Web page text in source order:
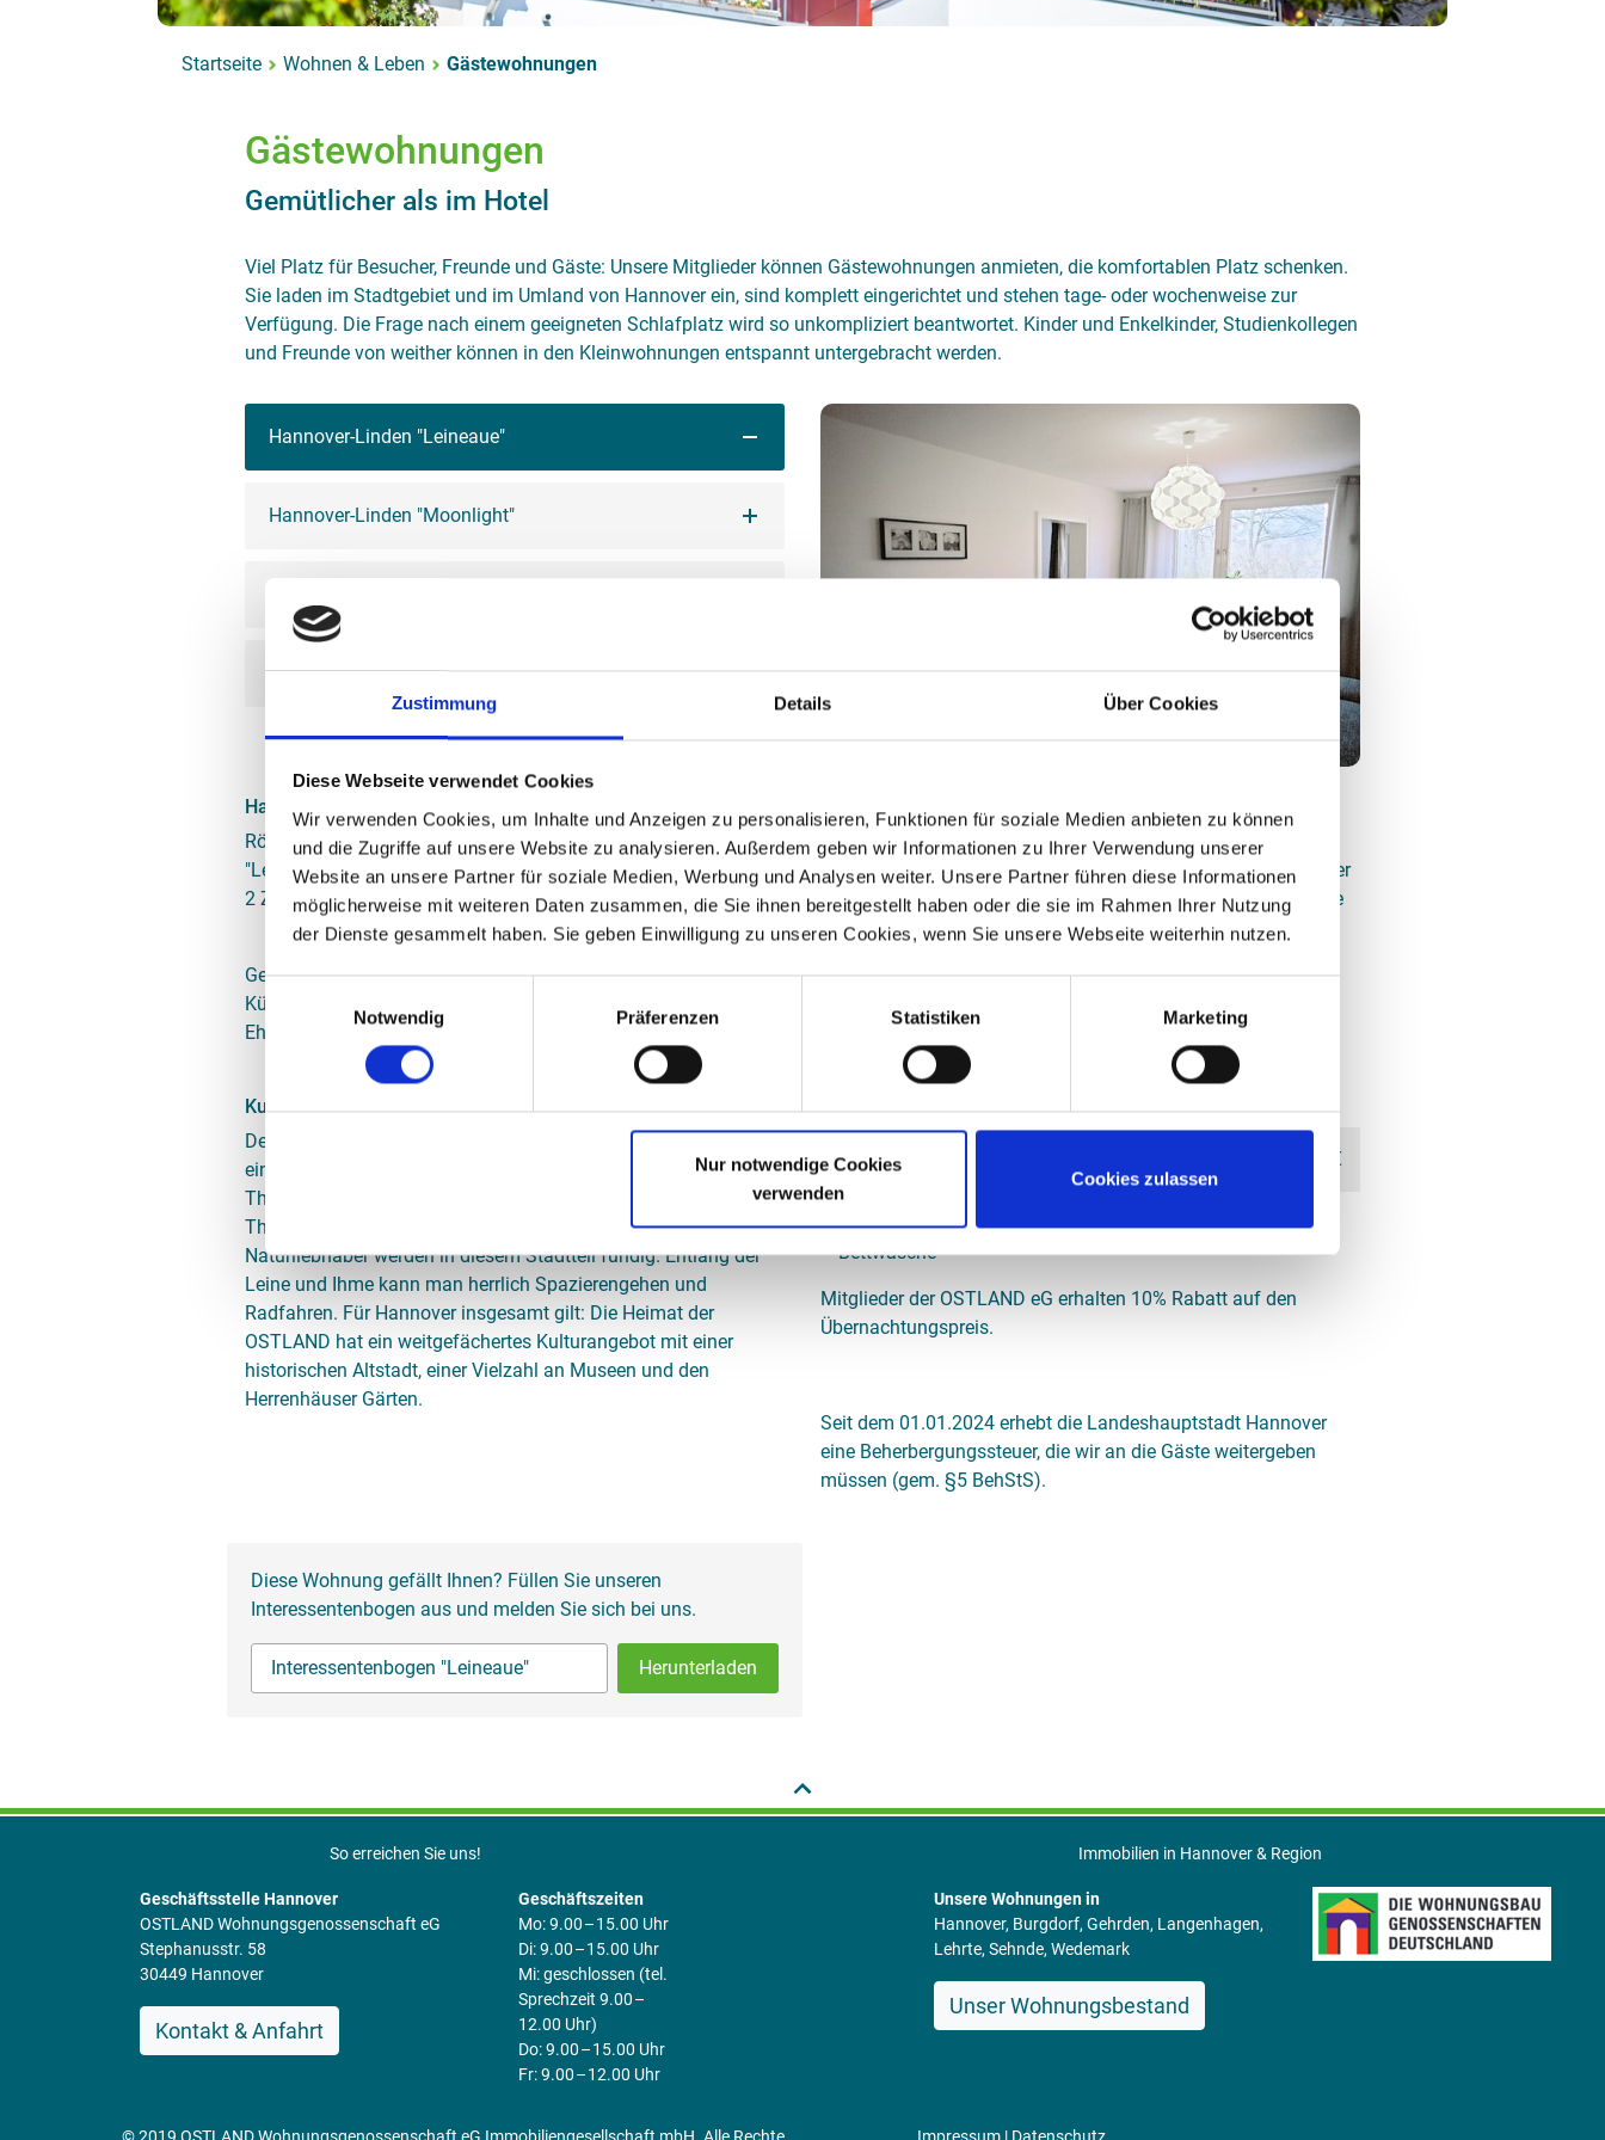
Zustimmung Details Über Cookies
Diese Webseite verwendet Cookies
Wir verwenden Cookies, um Inhalte und Anzeigen zu personalisieren, Funktionen für soziale Medien anbieten zu können
und die Zugriffe auf unsere Website zu analysieren. Außerdem geben wir Informationen zu Ihrer Verwendung unserer
Website an unsere Partner für soziale Medien, Werbung und Analysen weiter. Unsere Partner führen diese Informationen
möglicherweise mit weiteren Daten zusammen, die Sie ihnen bereitgestellt haben oder die sie im Rahmen Ihrer Nutzung
der Dienste gesammelt haben. Sie geben Einwilligung zu unseren Cookies, wenn Sie unsere Webseite weiterhin nutzen.
Notwendig
Präferenzen Statistiken Marketing
Nur notwendige Cookies
verwenden
Cookies zulassen
Gästewohnungen
Wohnen & Leben
Startseite
Gästewohnungen
Gemütlicher als im Hotel
Viel Platz für Besucher, Freunde und Gäste: Unsere Mitglieder können Gästewohnungen anmieten, die komfortablen Platz schenken.
Sie laden im Stadtgebiet und im Umland von Hannover ein, sind komplett eingerichtet und stehen tage- oder wochenweise zur
Verfügung. Die Frage nach einem geeigneten Schlafplatz wird so unkompliziert beantwortet. Kinder und Enkelkinder, Studienkollegen
und Freunde von weither können in den Kleinwohnungen entspannt untergebracht werden.
Hannover-Linden "Leineaue"
Hannover-Linden "Moonlight"
Gehrden "Arche Noah"
Hannover - Linden "Leineaue"
Röttgerstr. 23 C, 30451 Hannover
"Leineaue"
2 Zimmer / Wfl. Ca. 54 m² / EG
Gemütliche, komplett ausgestattete 2-Zimmer-Wohnung mit
Küche, Bad mit bodengleicher Dusche, Schlafzimmer (mit einem
Ehebett) und Wohnzimmer sowie Balkon.
Die Wohnung liegt sehr zentral direkt an der Leine und verfügt
über gute Anbindungen zu den Autobahnen A2 und A7 bzw. der
Bundesstraße 65. Das Messegelände (ca. 30 Minuten) und die
Innenstadt von Hannover (ca. 10-15 Minuten) sind mit
Kunst und Kultur
Der Stadtteil Linden grenzt direkt an Hannovers Zentrum und ist
ein Zuhause für Kunst und Kultur. Linden lockt mit Kleinkunst-
Theatern wie dem TAK, dem Apollo-Kino und dem Glocksee-
Theater sowie bekannten Jazz-Clubs und Kneipen. Auch
Naturliebhaber werden in diesem Stadtteil fündig. Entlang der
Leine und Ihme kann man herrlich Spazierengehen und
Radfahren. Für Hannover insgesamt gilt: Die Heimat der
OSTLAND hat ein weitgefächertes Kulturangebot mit einer
historischen Altstadt, einer Vielzahl an Museen und den
Herrenhäuser Gärten.
Die Preise für "Leineaue" (Mindestaufenthalt 2 Nächte)
Preis pro Nacht 65,00 €
zzgl. Mehrwertsteuer (7%), Endreinigung, Handtücher und
Bettwäsche
Mitglieder der OSTLAND eG erhalten 10% Rabatt auf den
Übernachtungspreis.
Seit dem 01.01.2024 erhebt die Landeshauptstadt Hannover
eine Beherbergungssteuer, die wir an die Gäste weitergeben
müssen (gem. §5 BehStS).
Diese Wohnung gefällt Ihnen? Füllen Sie unseren
Interessentenbogen aus und melden Sie sich bei uns.
Interessentenbogen "Leineaue" Herunterladen
So erreichen Sie uns!
Geschäftsstelle Hannover
OSTLAND Wohnungsgenossenschaft eG
Stephanusstr. 58
30449 Hannover
Kontakt & Anfahrt
Geschäftszeiten
Mo: 9.00 – 15.00 Uhr
Di: 9.00 – 15.00 Uhr
Mi: geschlossen (tel.
Sprechzeit 9.00 –
12.00 Uhr)
Do: 9.00 – 15.00 Uhr
Fr: 9.00 – 12.00 Uhr
Immobilien in Hannover & Region
Unsere Wohnungen in
Hannover, Burgdorf, Gehrden, Langenhagen,
Lehrte, Sehnde, Wedemark
Unser Wohnungsbestand
© 2019 OSTLAND Wohnungsgenossenschaft eG Immobiliengesellschaft mbH. Alle Rechte Impressum | Datenschutz